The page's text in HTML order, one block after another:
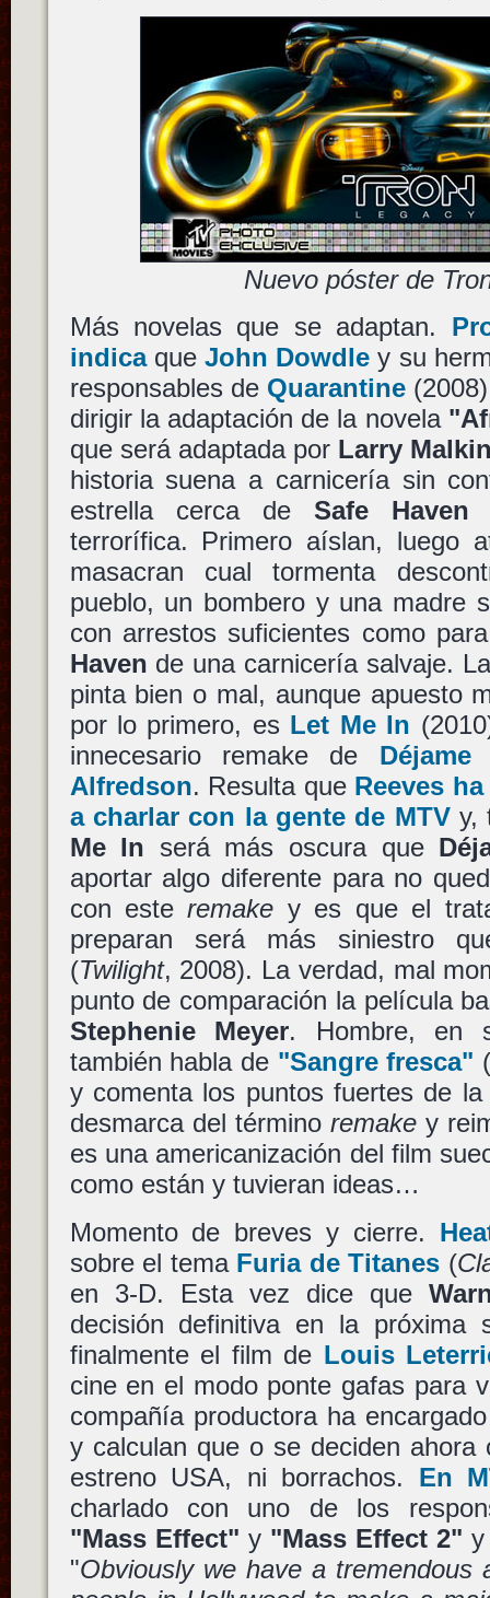
Nuevo póster de
Más novelas que se adaptan.
indicaque John Dowdle y su
responsables de Quarantine
dirigir la adaptación de la novela
que será adaptada por Larry
historia suena a carnicería sin
estrella cerca de Safe Haven
terrorífica. Primero aíslan, luego
masacran cual tormenta
pueblo, un bombero y una madre
con arrestos suficientes como
Haven de una carnicería salvaje.
pinta bien o mal, aunque apuesto
por lo primero, es Let Me In
innecesario remake de Déjame
Alfredson. Resulta que Reeves
a charlar con la gente de MTVy,
Me In será más oscura que
aportar algo diferente para no
con esteremake y es que el
preparan será más siniestro
(Twilight, 2008). La verdad, mal
punto de comparación la película
Stephenie Meyer. Hombre, en
también habla de "Sangre fresca"
y comenta los puntos fuertes de
desmarca del término remakey
es una americanización del film
como están y tuvieran ideas…
Momento de breves y cierre.
sobre el tema Furia de Titanes (
en 3-D. Esta vez dice que
decisión definitiva en la próxima
finalmente el film de Louis
cine en el modo ponte gafas para
compañía productora ha
y calculan que o se deciden
estreno USA, ni borrachos. En
charlado con uno de los
"Mass Effect" y "Mass Effect 2" y
"Obviously we have a tremendous